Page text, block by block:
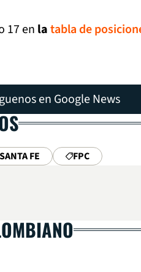
17 en latabla de
en Google News
SANTA FE FPC